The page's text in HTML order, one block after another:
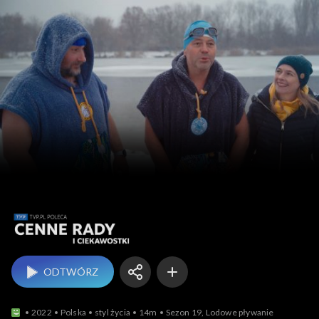
TVP.PL
ODTWÓRZ
2022 Polska styl życia 14m Sezon 19, Lodowe pływanie